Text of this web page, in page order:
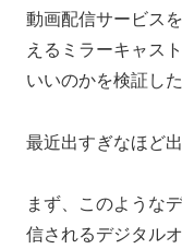
動画配信サービス
えるミラーキャス
いいのかを検証し
最近出すぎなほど出
まず、このような
信されるデジタル